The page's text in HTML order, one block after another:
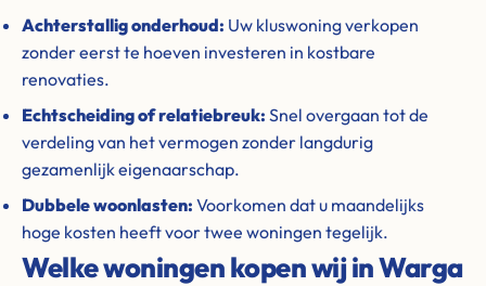
Achterstallig onderhoud: Uw kluswoning verkopen
zonder eerst te hoeven investeren in kostbare
renovaties.
Echtscheiding of relatiebreuk: Snel overgaan tot de
verdeling van het vermogen zonder langdurig
gezamenlijk eigenaarschap.
Dubbele woonlasten: Voorkomen dat u maandelijks
hoge kosten heeft voor twee woningen tegelijk.
Welke woningen kopen wij in Warga